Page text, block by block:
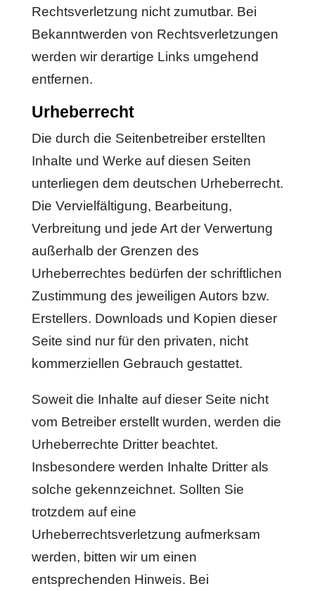
Rechtsverletzung nicht zumutbar. Bei
Bekanntwerden von Rechtsverletzungen
werden wir derartige Links umgehend
entfernen.
Urheberrecht
Die durch die Seitenbetreiber erstellten
Inhalte und Werke auf diesen Seiten
unterliegen dem deutschen Urheberrecht.
Die Vervielfältigung, Bearbeitung,
Verbreitung und jede Art der Verwertung
außerhalb der Grenzen des
Urheberrechtes bedürfen der schriftlichen
Zustimmung des jeweiligen Autors bzw.
Erstellers. Downloads und Kopien dieser
Seite sind nur für den privaten, nicht
kommerziellen Gebrauch gestattet.
Soweit die Inhalte auf dieser Seite nicht
vom Betreiber erstellt wurden, werden die
Urheberrechte Dritter beachtet.
Insbesondere werden Inhalte Dritter als
solche gekennzeichnet. Sollten Sie
trotzdem auf eine
Urheberrechtsverletzung aufmerksam
werden, bitten wir um einen
entsprechenden Hinweis. Bei